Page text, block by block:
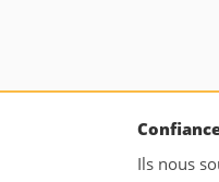
Ils nous